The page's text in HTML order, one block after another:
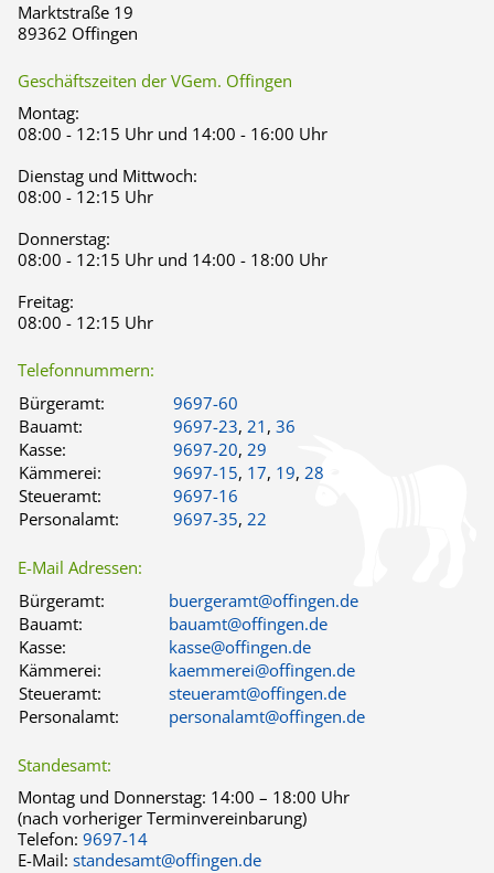
Marktstraße 19
89362 Offingen
Geschäftszeiten der VGem. Offingen
Montag:
08:00 - 12:15 Uhr und 14:00 - 16:00 Uhr
Dienstag und Mittwoch:
08:00 - 12:15 Uhr
Donnerstag:
08:00 - 12:15 Uhr und 14:00 - 18:00 Uhr
Freitag:
08:00 - 12:15 Uhr
Telefonnummern:
Bürgeramt:
9697-60
Bauamt:
9697-23, 21 , 36
Kasse:
9697-20, 29
Kämmerei:
9697-15, 17, 19, 28
Steueramt:
9697-16
Personalamt:
9697-35, 22
E-Mail Adressen:
Bürgeramt:
buergeramt@offingen.de
Bauamt:
bauamt@offingen.de
Kasse:
kasse@offingen.de
Kämmerei:
kaemmerei@offingen.de
Steueramt:
steueramt@offingen.de
Personalamt:
personalamt@offingen.de
Standesamt:
Montag und Donnerstag: 14:00 – 18:00 Uhr
(nach vorheriger Terminvereinbarung)
Telefon: 9697-14
E-Mail: standesamt@offingen.de